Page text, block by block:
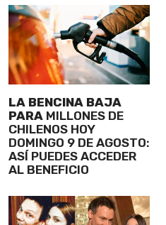
LA BENCINA BAJA
PARA MILLONES DE
CHILENOS HOY
DOMINGO 9 DE AGOSTO:
ASÍ PUEDES ACCEDER
AL BENEFICIO